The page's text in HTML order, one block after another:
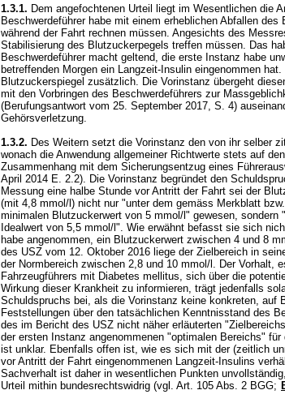
1.3.1. Dem angefochtenen Urteil liegt im Wesentlichen die
Beschwerdeführer habe mit einem erheblichen Abfallen
während der Fahrt rechnen müssen. Angesichts des
Stabilisierung des Blutzuckerpegels treffen müssen. Das
Beschwerdeführer macht geltend, die erste Instanz habe
betreffenden Morgen ein Langzeit-Insulin eingenommen
Blutzuckerspiegel zusätzlich. Die Vorinstanz übergeht
mit den Vorbringen des Beschwerdeführers zur
(Berufungsantwort vom 25. September 2017, S. 4)
Gehörsverletzung.
1.3.2. Des Weitern setzt die Vorinstanz den von ihr selber
wonach die Anwendung allgemeiner Richtwerte stets auf
Zusammenhang mit dem Sicherungsentzug eines
April 2014 E. 2.2). Die Vorinstanz begründet den
Messung eine halbe Stunde vor Antritt der Fahrt sei der
(mit 4,8 mmol/l) nicht nur "unter dem gemäss Merkblatt
minimalen Blutzuckerwert von 5 mmol/l" gewesen, sondern
Idealwert von 5,5 mmol/l". Wie erwähnt befasst sie sich
habe angenommen, ein Blutzuckerwert zwischen 4 und 8
des USZ vom 12. Oktober 2016 liege der Zielbereich in
der Normbereich zwischen 2,8 und 10 mmol/l. Der Vorhalt,
Fahrzeugführers mit Diabetes mellitus, sich über die
Wirkung dieser Krankheit zu informieren, trägt jedenfalls
Schuldspruchs bei, als die Vorinstanz keine konkreten, auf
Feststellungen über den tatsächlichen Kenntnisstand des
des im Bericht des USZ nicht näher erläuterten
der ersten Instanz angenommenen "optimalen Bereichs"
ist unklar. Ebenfalls offen ist, wie es sich mit der (zeitlich
vor Antritt der Fahrt eingenommenen Langzeit-Insulins
Sachverhalt ist daher in wesentlichen Punkten
Urteil mithin bundesrechtswidrig (vgl. Art. 105 Abs. 2 BGG;